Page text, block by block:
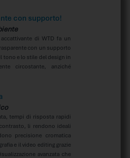
con supporto!
di WTD fa un
con un supporto
tono e lo stile del design in
circostante, anziché
tempi di risposta rapidi
li rendono ideali
precisione cromatica
e il video editing grazie
avanzata che